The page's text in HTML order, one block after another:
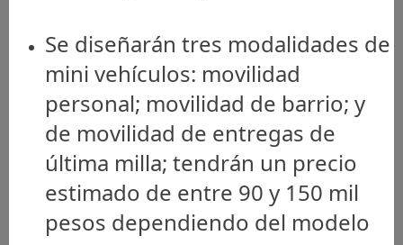
Se diseñarán tres modalidades de
mini vehículos: movilidad
personal; movilidad de barrio; y
de movilidad de entregas de
última milla; tendrán un precio
estimado de entre 90 y 150 mil
pesos dependiendo del modelo